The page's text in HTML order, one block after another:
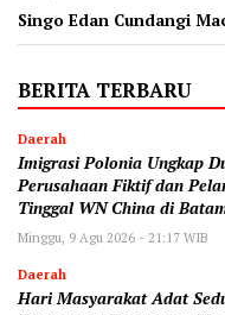
Singo Edan Cundangi
BERITA TERBARU
Daerah
Imigrasi Polonia Ungkap
Perusahaan Fiktif dan
Tinggal WN China di
Minggu, 9 Agu 2026 - 21:17 WIB
Daerah
Hari Masyarakat Adat